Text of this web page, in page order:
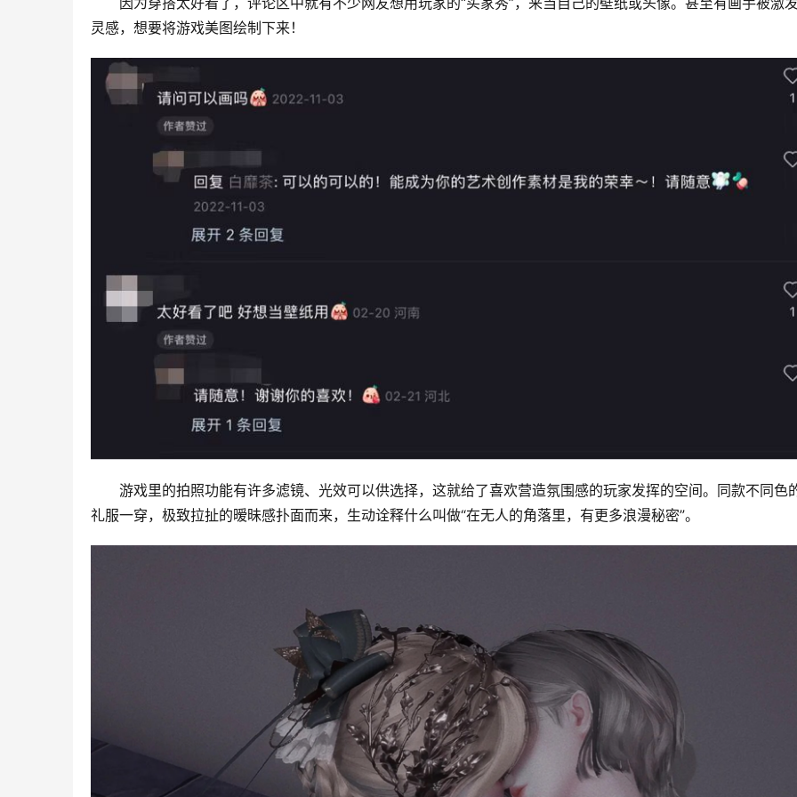
灵感，想要将游戏美图绘制下来！
游戏里的拍照功能有许多滤镜、光效可以供选择，这就给了喜欢营造氛围感的玩家发挥的空间。同款不同色
礼服一穿，极致拉扯的暧昧感扑面而来，生动诠释什么叫做“在无人的角落里，有更多浪漫秘密”。